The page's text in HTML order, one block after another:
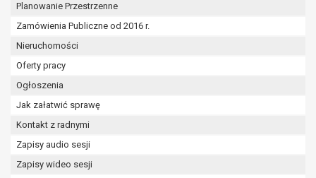
Planowanie Przestrzenne
Zamówienia Publiczne od 2016 r.
Nieruchomości
Oferty pracy
Ogłoszenia
Jak załatwić sprawę
Kontakt z radnymi
Zapisy audio sesji
Zapisy wideo sesji
Z przyczyn związanych z Pani/Pana
szczególną sytuacją. W razie wniesienia
nadrzędnych wobec interesów, praw i
wolności osoby, której dane dotyczą, lub
obrony roszczeń.